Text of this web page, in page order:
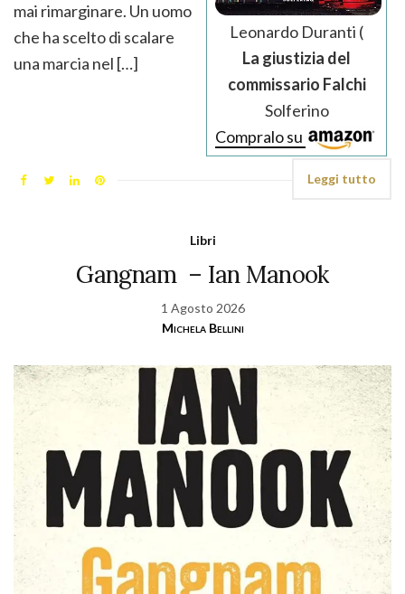
Leonardo Duranti (
La giustizia del
commissario Falchi
Solferino
Compralo su
mai rimarginare. Un uomo
che ha scelto di scalare
una marcia nel […]
Leggi tutto
Libri
Gangnam – Ian Manook
1 Agosto 2026
Michela Bellini